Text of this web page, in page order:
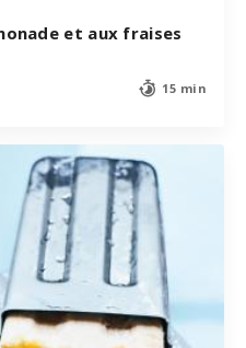
et aux fraises
15 min